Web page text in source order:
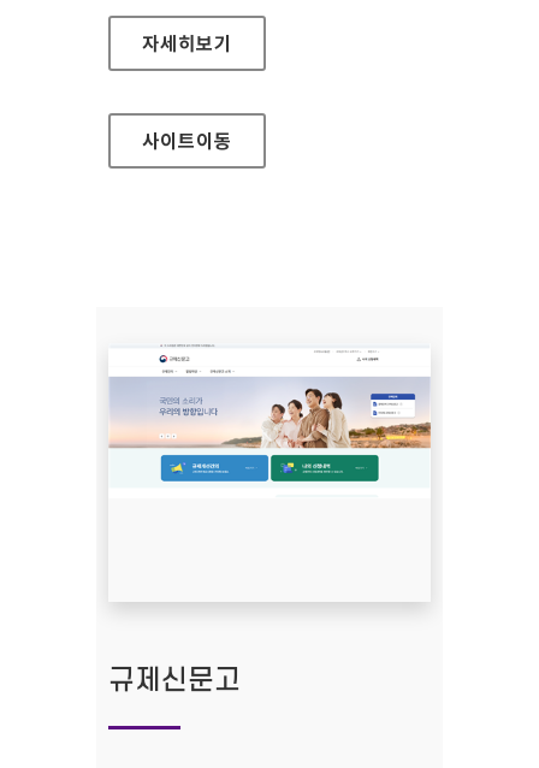
규제샌드박스
자세히보기
사이트이동
규제신문고